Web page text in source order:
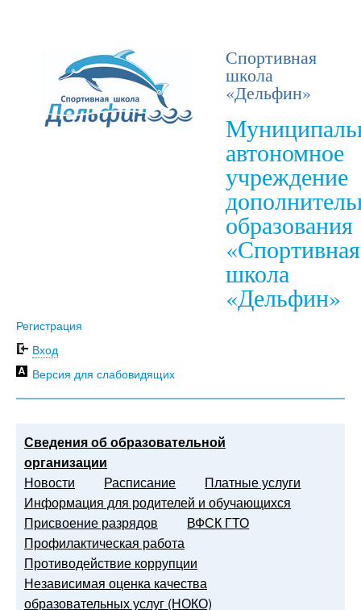
Спортивная
школа
«Дельфин»
автономное
учреждение
образования
«Спортивная
школа
«Дельфин»
Регистрация
Вход
Версия для слабовидящих
Сведения об образовательной
организации
Новости
Расписание
Платные услуги
Информация для родителей и обучающихся
Присвоение разрядов
ВФСК ГТО
Профилактическая работа
Противодействие коррупции
Независимая оценка качества
образовательных услуг (НОКО)